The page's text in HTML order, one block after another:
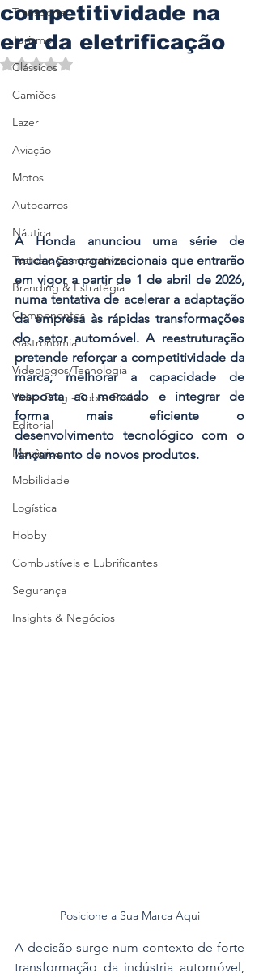
Transporte
Turismo
Clássicos
Camiões
Lazer
Aviação
Motos
Autocarros
Náutica
Testes e Comparativos
Branding & Estratégia
Componentes
Gastronomia
Videojogos/Tecnologia
Vídeo Blog - Sobre Rodas
Editorial
Mecânica
Mobilidade
Logística
Hobby
Combustíveis e Lubrificantes
Segurança
Insights & Negócios
competitividade na
era da eletrificação
Avaliado com NaN de 5 estrelas.
A Honda anunciou uma série de
mudanças organizacionais que entrarão
em vigor a partir de 1 de abril de 2026,
numa tentativa de acelerar a adaptação
da empresa às rápidas transformações
do setor automóvel. A reestruturação
pretende reforçar a competitividade da
marca, melhorar a capacidade de
resposta ao mercado e integrar de
forma mais eficiente o
desenvolvimento tecnológico com o
lançamento de novos produtos.
Posicione a Sua Marca Aqui
A decisão surge num contexto de forte
transformação da indústria automóvel,